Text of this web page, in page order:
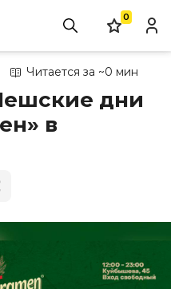
0
Читается за ~0 мин
дни
в